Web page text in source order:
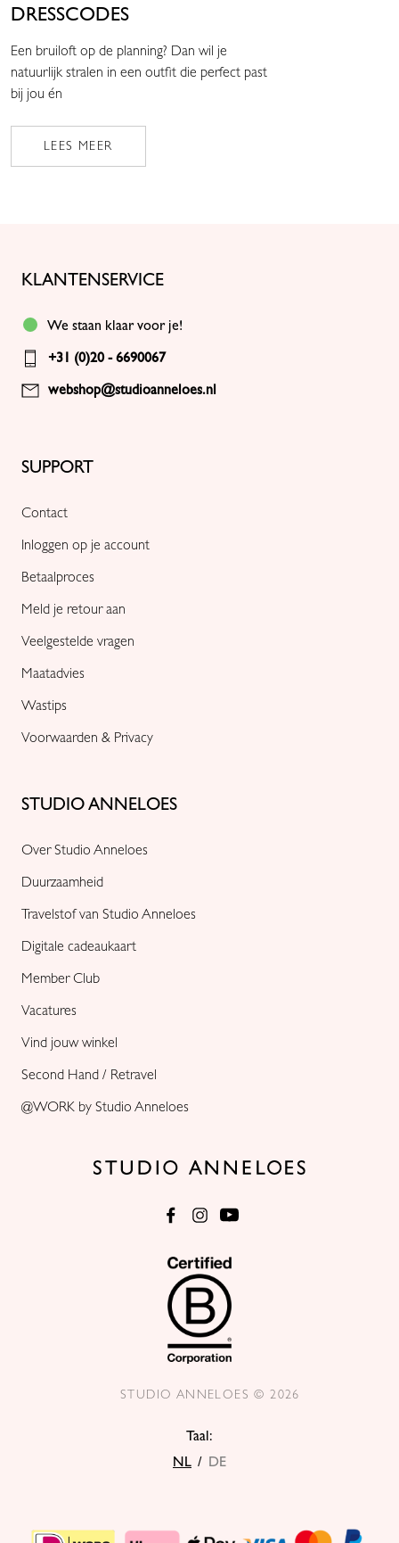
DRESSCODES
Een bruiloft op de planning? Dan wil je
natuurlijk stralen in een outfit die perfect past
bij jou én
LEES MEER
STUDIO ANNELOES
Over Studio Anneloes
Duurzaamheid
Travelstof van Studio Anneloes
Digitale cadeaukaart
Member Club
Vacatures
Vind jouw winkel
Second Hand / Retravel
@WORK by Studio Anneloes
SUPPORT
Contact
Inloggen op je account
Betaalproces
Meld je retour aan
Veelgestelde vragen
Maatadvies
Wastips
Voorwaarden & Privacy
KLANTENSERVICE
We staan klaar voor je!
+31 (0)20 - 6690067
webshop@studioanneloes.nl
Taal:
NL / DE
STUDIO ANNELOES © 2026